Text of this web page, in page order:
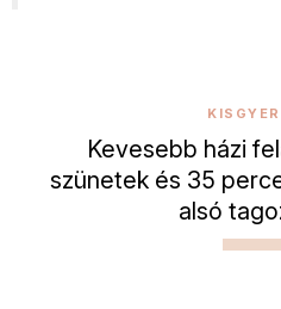
Kevesebb házi
szünetek és 35
alsó